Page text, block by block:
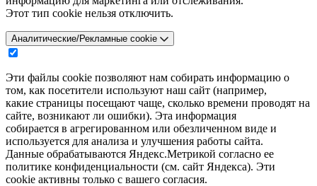
Этот тип cookie нельзя отключить.
Аналитические/Рекламные cookie
Эти файлы cookie позволяют нам собирать информацию о
том, как посетители используют наш сайт (например,
какие страницы посещают чаще, сколько времени проводят на
сайте, возникают ли ошибки). Эта информация
собирается в агрегированном или обезличенном виде и
используется для анализа и улучшения работы сайта.
Данные обрабатываются Яндекс.Метрикой согласно ее
политике конфиденциальности (см. сайт Яндекса). Эти
cookie активны только с вашего согласия.